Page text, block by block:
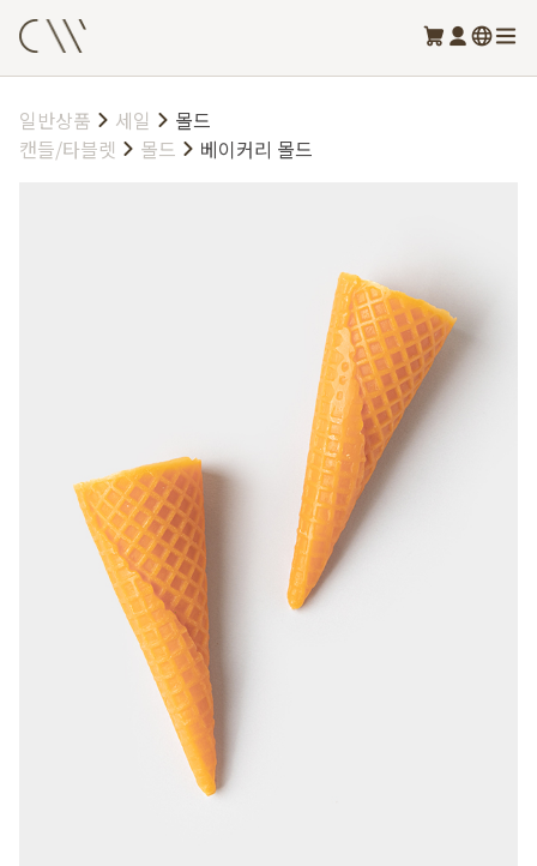
일반상품 세일
몰드
캔들/타블렛
몰드 베이커리 몰드